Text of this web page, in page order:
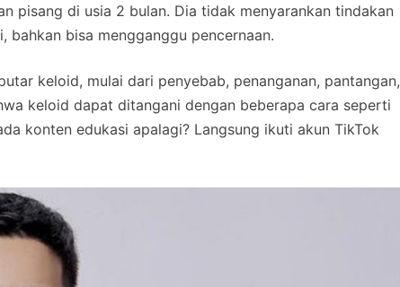
pisang di usia 2 bulan. Dia tidak menyarankan tindakan
bisa mengganggu pencernaan.
keloid, mulai dari penyebab, penanganan, pantangan,
keloid dapat ditangani dengan beberapa cara seperti
konten edukasi apalagi? Langsung ikuti akun TikTok